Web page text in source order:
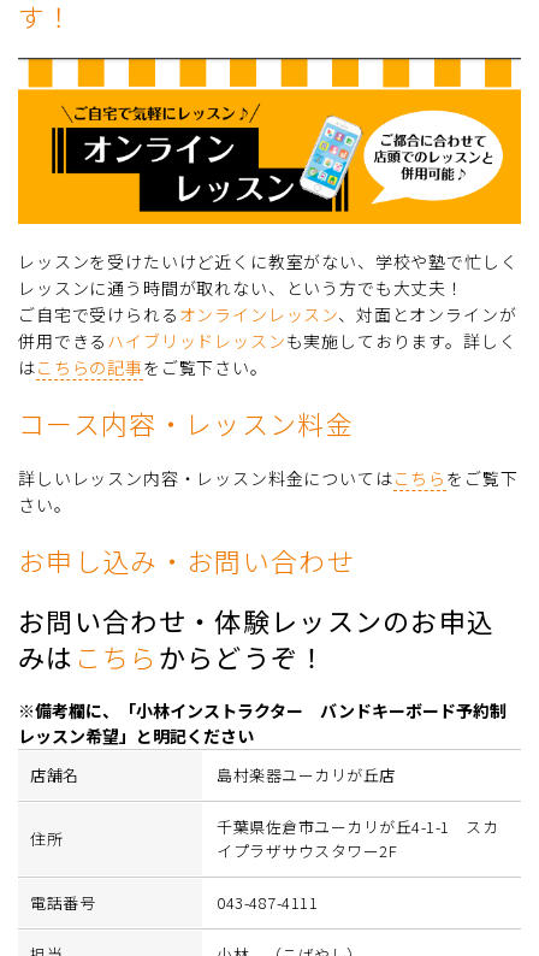
す！
レッスンを受けたいけど近くに教室がない、学校や塾で忙しく
レッスンに通う時間が取れない、という方でも大丈夫！
ご自宅で受けられる オンラインレッスン、対面とオンラインが
併用できる ハイブリッドレッスンも実施しております。詳しく
はこちらの記事をご覧下さい。
コース内容・レッスン料金
詳しいレッスン内容・レッスン料金についてはこちら をご覧下
さい。
お申し込み・お問い合わせ
お問い合わせ・体験レッスンのお申込
みは こちら からどうぞ！
※備考欄に、「小林インストラクター バンドキーボード予約制
レッスン希望」と明記ください
店舗名 島村楽器ユーカリが丘店
住所
千葉県佐倉市ユーカリが丘4-1-1 スカ
イプラザサウスタワー2F
電話番号 043-487-4111